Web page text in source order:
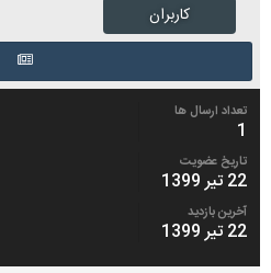
کاربران
تعداد ارسال ها
1
تاریخ عضویت
22 تیر 1399
آخرین بازدید
22 تیر 1399